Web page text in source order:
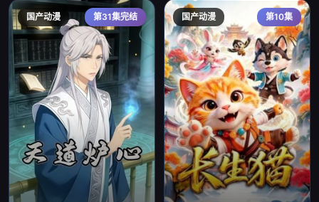
国产动漫 第31集完结 国产动漫 第10集